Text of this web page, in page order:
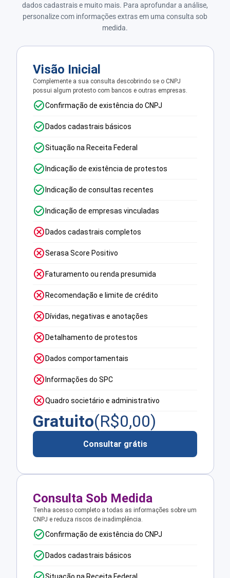
dados cadastrais e muito mais. Para aprofundar a análise,
personalize com informações extras em uma consulta sob
medida.
Visão Inicial
Complemente a sua consulta descobrindo se o CNPJ
possui algum protesto com bancos e outras empresas.
Confirmação de existência do CNPJ
Dados cadastrais básicos
Situação na Receita Federal
Indicação de existência de protestos
Indicação de consultas recentes
Indicação de empresas vinculadas
Dados cadastrais completos
Serasa Score Positivo
Faturamento ou renda presumida
Recomendação e limite de crédito
Dívidas, negativas e anotações
Detalhamento de protestos
Dados comportamentais
Informações do SPC
Quadro societário e administrativo
Gratuito(R$0,00)
Consultar grátis
Consulta Sob Medida
Tenha acesso completo a todas as informações sobre um
CNPJ e reduza riscos de inadimplência.
Confirmação de existência do CNPJ
Dados cadastrais básicos